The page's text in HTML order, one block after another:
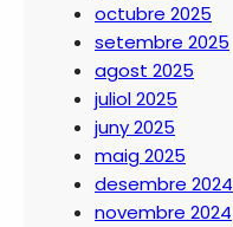
octubre 2025
setembre 2025
agost 2025
juliol 2025
juny 2025
maig 2025
desembre 2024
novembre 2024